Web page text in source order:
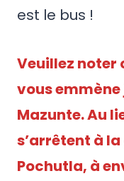
est le bus !
Veuillez noter
vous
Mazunte. Au
s’arrêtent à
Pochutla, à